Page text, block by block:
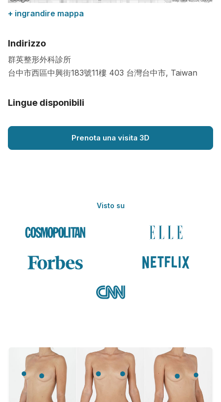
+ ingrandire mappa
Indirizzo
群英整形外科診所
台中市西區中興街183號11樓 403 台灣台中市, Taiwan
Lingue disponibili
Prenota una visita 3D
Visto su